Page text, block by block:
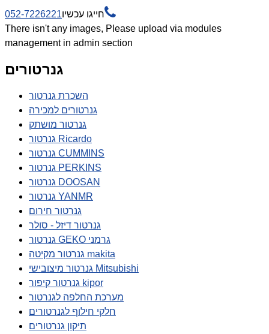
חייגו עכשיו052-7226221 
There isn't any images, Please upload via modules
management in admin section
גנרטורים
השכרת גנרטור
גנרטורים למכירה
גנרטור מושתק
גנרטור Ricardo
גנרטור CUMMINS
גנרטור PERKINS
גנרטור DOOSAN
גנרטור YANMR
גנרטור חירום
גנרטור דיזל - סולר
גנרטור GEKO גרמני
גנרטור מקיטה makita
גנרטור מיצובישי Mitsubishi
גנרטור קיפור kipor
מערכת החלפה לגנרטור
חלקי חילוף לגנרטורים
תיקון גנרטורים